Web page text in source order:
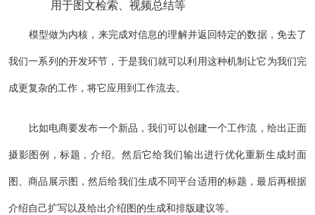
用于图文检索、视频总结等
模型做为内核，来完成对信息的理解并返回特定的数据，免去了
我们一系列的开发环节，于是我们就可以利用这种机制让它为我们完
成更复杂的工作，将它应用到工作流去。
比如电商要发布一个新品，我们可以创建一个工作流，给出正面
摄影图例，标题，介绍。然后它给我们输出进行优化重新生成封面
图、商品展示图，然后给我们生成不同平台适用的标题，最后再根据
介绍自己扩写以及给出介绍图的生成和排版建议等。